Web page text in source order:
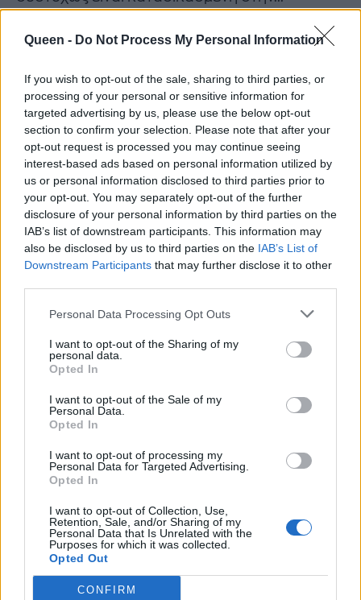
Queen - Do Not Process My Personal Information
If you wish to opt-out of the sale, sharing to third parties, or
processing of your personal or sensitive information for
targeted advertising by us, please use the below opt-out
section to confirm your selection. Please note that after your
opt-out request is processed you may continue seeing
interest-based ads based on personal information utilized by
us or personal information disclosed to third parties prior to
your opt-out. You may separately opt-out of the further
disclosure of your personal information by third parties on the
IAB’s list of downstream participants. This information may
also be disclosed by us to third parties on the IAB’s List of
Downstream Participants that may further disclose it to other
Personal Data Processing Opt Outs
I want to opt-out of the Sharing of my
personal data.
Opted In
I want to opt-out of the Sale of my
Personal Data.
Opted In
I want to opt-out of processing my
Personal Data for Targeted Advertising.
Opted In
I want to opt-out of Collection, Use,
Retention, Sale, and/or Sharing of my
Personal Data that Is Unrelated with the
Purposes for which it was collected.
Opted Out
CONFIRM
βγάζει;
Διαβάστε επίσης:
Βρέθηκε το αεροσκάφος του Missoni!
Ένα φωτογραφικό project που συγκλονίζει:
Χιλιάδες θύματα βιασμού μοιράζονται τις
εφιαλτικές αναμνήσεις τους (photos)
Πώς θα είναι οι πρώτες μέρες της Κim και του
Kanye με το μωρό; Μια ξεκαρδιστική παρωδία
Τραγικό: Δείτε την 20χρονη που
μεταμορφώνεται καθημερινά σε ιαπωνικό
καρτούν!